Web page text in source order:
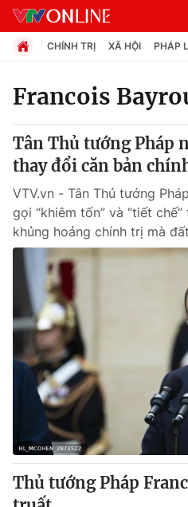
Chuyên mục
Chính trị
Xã hội
Pháp luật
Y tế
Thế giới
Tin tức
Thế giới đó đây
Câu chuyện quốc tế
Kinh tế
Tài chính
Thị trường
Góc doanh nghiệp
Dữ liệu và đời sống
Truyền hình
CHÍNH TRỊ XÃ HỘI PHÁP
Francois
Tân Thủ tướng Pháp
thay đổi căn bản
VTV.vn - Tân Thủ tướng
gọi “khiêm tốn” và “tiết
khủng hoảng chính trị mà
Thủ tướng Pháp